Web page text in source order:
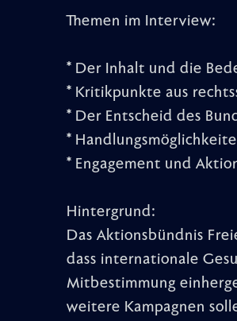
Themen im Interview:
* Der Inhalt und die
* Kritikpunkte aus
* Der Entscheid des
*
* Engagement und
Hintergrund:
Das Aktionsbündnis
dass internationale
Mitbestimmung
weitere Kampagnen